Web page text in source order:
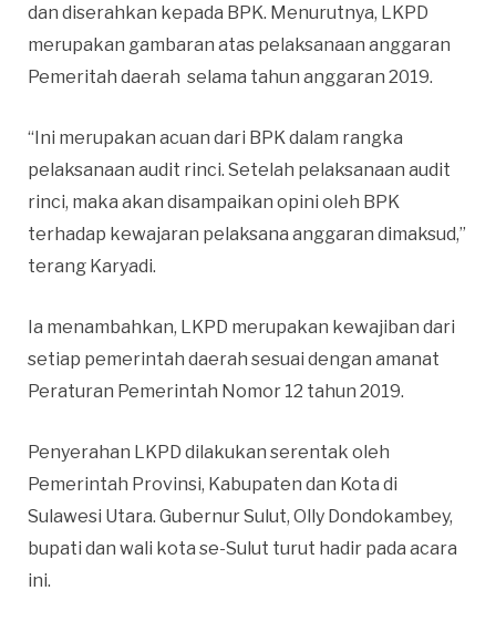
dan diserahkan kepada BPK. Menurutnya, LKPD
merupakan gambaran atas pelaksanaan anggaran
Pemeritah daerah selama tahun anggaran 2019.
“Ini merupakan acuan dari BPK dalam rangka
pelaksanaan audit rinci. Setelah pelaksanaan audit
rinci, maka akan disampaikan opini oleh BPK
terhadap kewajaran pelaksana anggaran dimaksud,”
terang Karyadi.
Ia menambahkan, LKPD merupakan kewajiban dari
setiap pemerintah daerah sesuai dengan amanat
Peraturan Pemerintah Nomor 12 tahun 2019.
Penyerahan LKPD dilakukan serentak oleh
Pemerintah Provinsi, Kabupaten dan Kota di
Sulawesi Utara. Gubernur Sulut, Olly Dondokambey,
bupati dan wali kota se-Sulut turut hadir pada acara
ini.